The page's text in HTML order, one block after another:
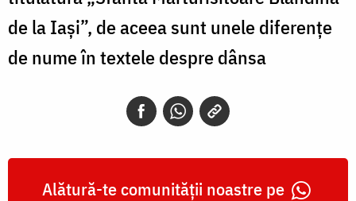
de la Iași”, de aceea sunt unele diferențe
de nume în textele despre dânsa
Alătură-te comunității noastre pe